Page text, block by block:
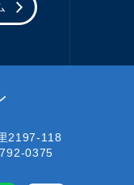
2197-118
0375